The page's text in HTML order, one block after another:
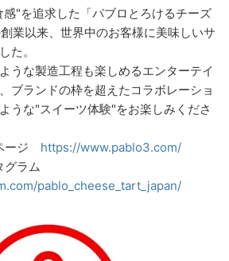
"を追求した「パブロとろけるチーズ
業以来、世界中のお客様に美味しいサ
た。
うな製造工程も楽しめるエンターテイ
ブランドの枠を超えたコラボレーショ
うな"スイーツ体験"をお楽しみくださ
ージ https://www.pablo3.com/
グラム
pablo_cheese_tart_japan/